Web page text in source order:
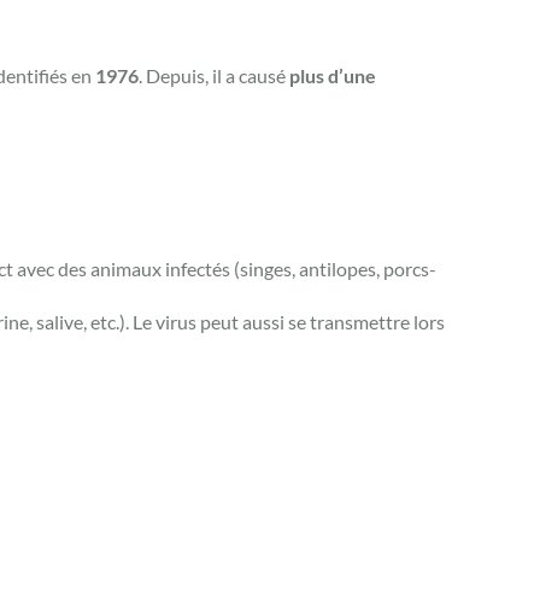
en 1976. Depuis, il a causé plus d’une
des animaux infectés (singes, antilopes, porcs-
salive, etc.). Le virus peut aussi se transmettre lors